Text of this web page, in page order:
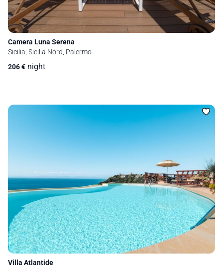
Camera Luna Serena
Sicilia, Sicilia Nord, Palermo
206€ night
Villa Atlantide